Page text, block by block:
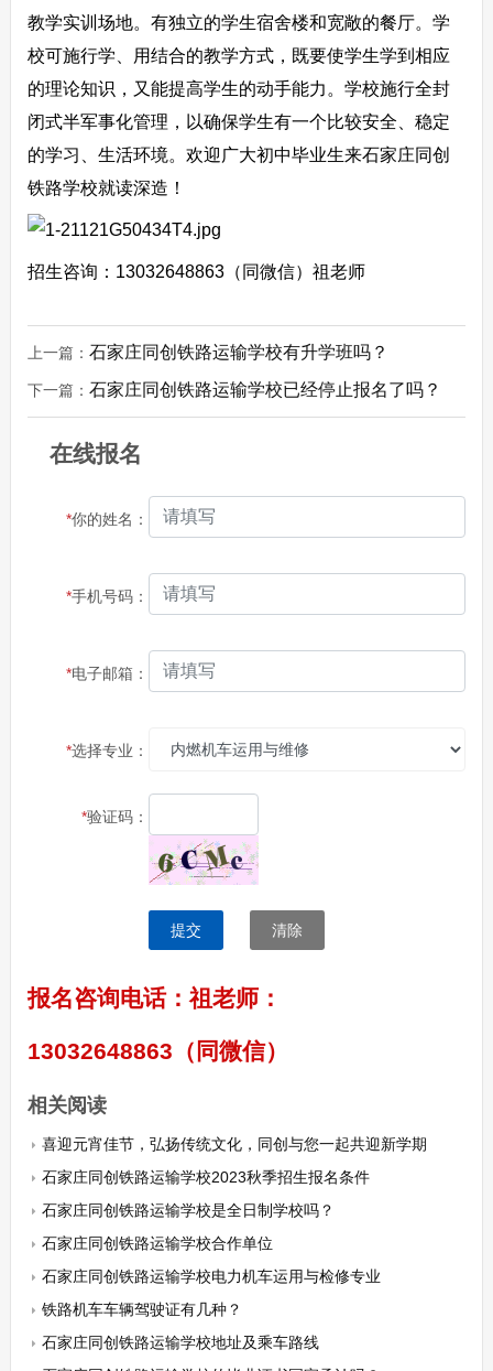
教学实训场地。有独立的学生宿舍楼和宽敞的餐厅。学
校可施行学、用结合的教学方式，既要使学生学到相应
的理论知识，又能提高学生的动手能力。学校施行全封
闭式半军事化管理，以确保学生有一个比较安全、稳定
的学习、生活环境。欢迎广大初中毕业生来石家庄同创
铁路学校就读深造！
招生咨询：13032648863（同微信）祖老师
上一篇： 石家庄同创铁路运输学校有升学班吗？
下一篇： 石家庄同创铁路运输学校已经停止报名了吗？
在线报名
*你的姓名：
*手机号码：
*电子邮箱：
*选择专业：
*验证码：
提交 清除
报名咨询电话：祖老师：
13032648863（同微信）
相关阅读
喜迎元宵佳节，弘扬传统文化，同创与您一起共迎新学期
石家庄同创铁路运输学校2023秋季招生报名条件
石家庄同创铁路运输学校是全日制学校吗？
石家庄同创铁路运输学校合作单位
石家庄同创铁路运输学校电力机车运用与检修专业
铁路机车车辆驾驶证有几种？
石家庄同创铁路运输学校地址及乘车路线